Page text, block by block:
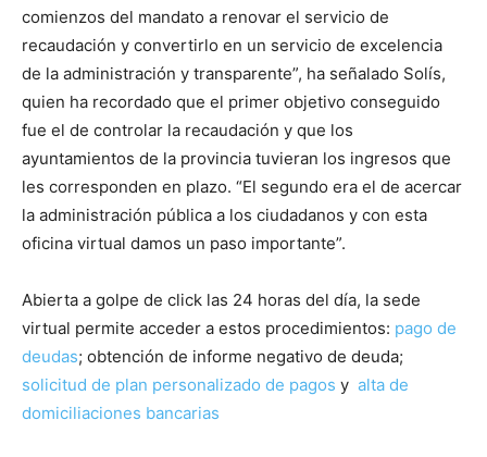
comienzos del mandato a renovar el servicio de
recaudación y convertirlo en un servicio de excelencia
de la administración y transparente”, ha señalado Solís,
quien ha recordado que el primer objetivo conseguido
fue el de controlar la recaudación y que los
ayuntamientos de la provincia tuvieran los ingresos que
les corresponden en plazo. “El segundo era el de acercar
la administración pública a los ciudadanos y con esta
oficina virtual damos un paso importante”.
Abierta a golpe de click las 24 horas del día, la sede
virtual permite acceder a estos procedimientos: pago de
deudas; obtención de informe negativo de deuda;
solicitud de plan personalizado de pagos y alta de
domiciliaciones bancarias